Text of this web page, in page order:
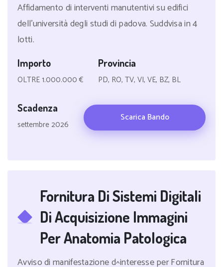
Affidamento di interventi manutentivi su edifici
dell'università degli studi di padova. Suddvisa in 4
lotti.
Importo
OLTRE 1.000.000 €
Provincia
PD, RO, TV, VI, VE, BZ, BL
Scadenza
settembre 2026
Scarica Bando
Fornitura Di Sistemi Digitali
Di Acquisizione Immagini
Per Anatomia Patologica
Avviso di manifestazione d^interesse per Fornitura